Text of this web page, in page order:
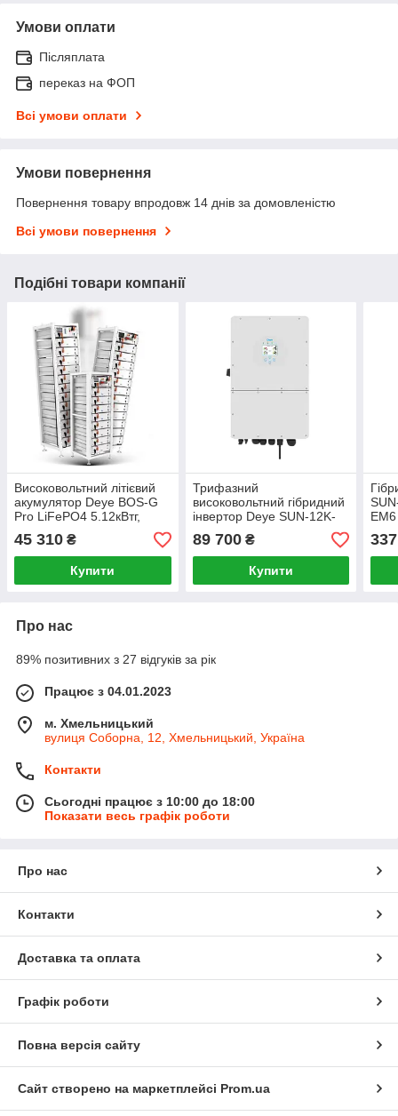
Умови оплати
Післяплата
переказ на ФОП
Всі умови оплати
Умови повернення
Повернення товару впродовж 14 днів за домовленістю
Всі умови повернення
Подібні товари компанії
Високовольтний літієвий
акумулятор Deye BOS-G
Pro LiFePO4 5.12кВтг,
100Ah
45 310 ₴
Купити
Трифазний
високовольтний гібридний
інвертор Deye SUN-12K-
SG01HP3-EU-AM2 12KW,
EU версія, IP65
89 700₴
Купити
EM6
Про нас
89% позитивних з 27 відгуків за рік
Працює з 04.01.2023
м. Хмельницький
вулиця Соборна, 12, Хмельницький, Україна
Контакти
Сьогодні працює з 10:00 до 18:00
Показати весь графік роботи
Про нас
Контакти
Доставка та оплата
Графік роботи
Повна версія сайту
Сайт створено на маркетплейсі Prom.ua